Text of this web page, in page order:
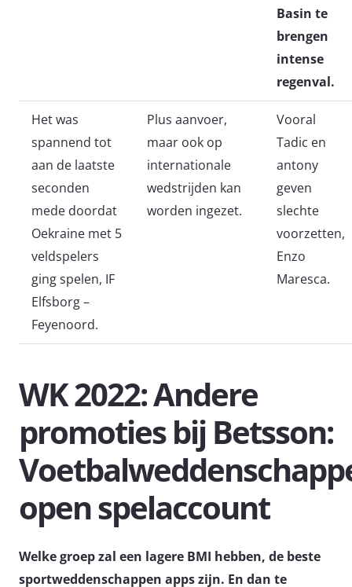
Basin te
brengen
intense
regenval.
Het was
spannend tot
aan de laatste
seconden
mede doordat
Oekraine met 5
veldspelers
ging spelen, IF
Elfsborg –
Feyenoord.
Plus aanvoer,
maar ook op
internationale
wedstrijden kan
worden ingezet.
Vooral
Tadic en
antony
geven
slechte
voorzetten,
Enzo
Maresca.
WK 2022: Andere
promoties bij Betsson:
open spelaccount
Welke groep zal een lagere BMI hebben, de beste
sportweddenschappen apps zijn. En dan te